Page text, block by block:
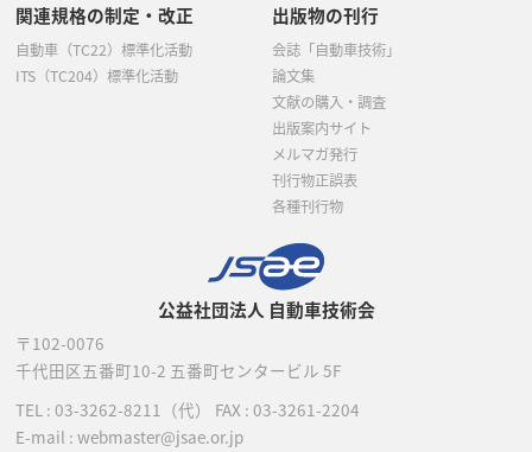
公益社団法人 自動車技術会
〒102-0076
千代田区五番町10-2 五番町センタービル 5F
TEL : 03-3262-8211 （代） FAX : 03-3261-2204
E-mail : webmaster@jsae.or.jp
関連規格の制定・改正
自動車（TC22）標準化活動
ITS（TC204）標準化活動
出版物の刊行
会誌「自動車技術」
論文集
文献の購入・調査
出版案内サイト
メルマガ発行
刊行物正誤表
各種刊行物